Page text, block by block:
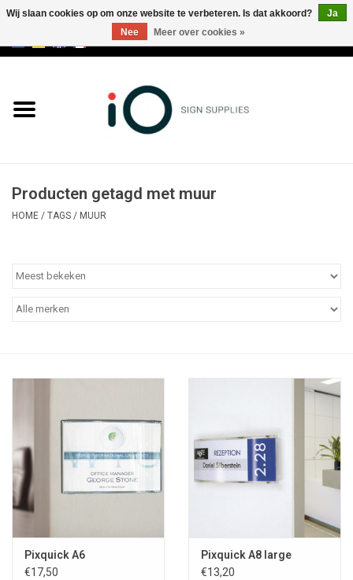
Merken
Producten getagd met muur
HOME / TAGS / MUUR
Pixquick A6
€17,50
Pixquick A8 large
€13,20
Wij slaan cookies op om onze website te verbeteren. Is dat akkoord?
Ja
Nee
Meer over cookies »